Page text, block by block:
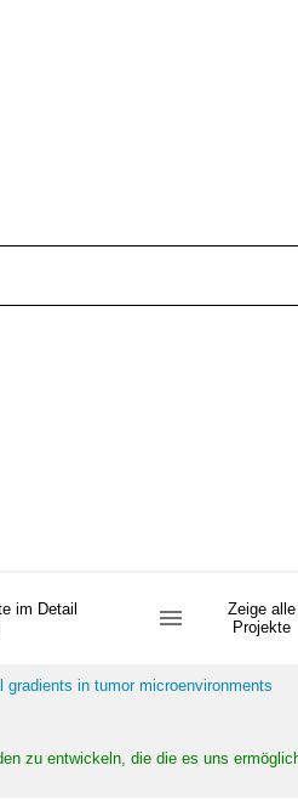
im Detail
Zeige alle
Projekte
in tumor microenvironments
zu entwickeln, die die es uns